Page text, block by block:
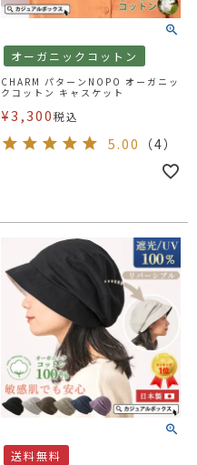
オーガニックコットン
CHARM パターンNOPO オーガニッ
クコットン キャスケット
¥3,300税込
5.00 （4）
送料無料